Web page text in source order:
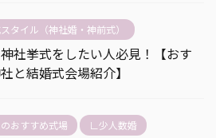
タイル（神社婚・神前式）
社挙式をしたい人必見！【おす
と結婚式会場紹介】
おすすめ式場 ∟少人数婚